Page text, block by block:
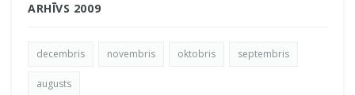
ARHĪVS 2009
decembris novembris oktobris septembris
augusts